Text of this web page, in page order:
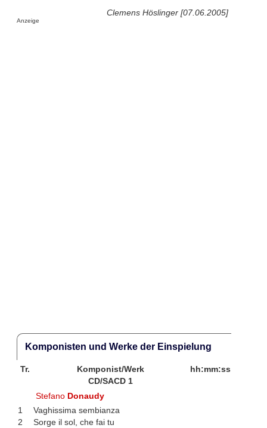
Clemens Höslinger [07.06.2005]
Anzeige
Komponisten und Werke der Einspielung
Tr. Komponist/Werk
hh:mm:ss
CD/SACD 1
Stefano Donaudy
1
Vaghissima sembianza
2
Sorge il sol, che fai tu